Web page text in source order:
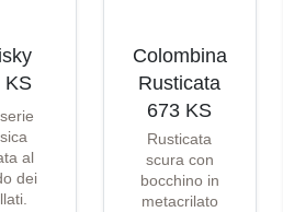
KS
al
dei
Colombina
Rusticata
673 KS
Rusticata
scura con
bocchino in
metacrilato